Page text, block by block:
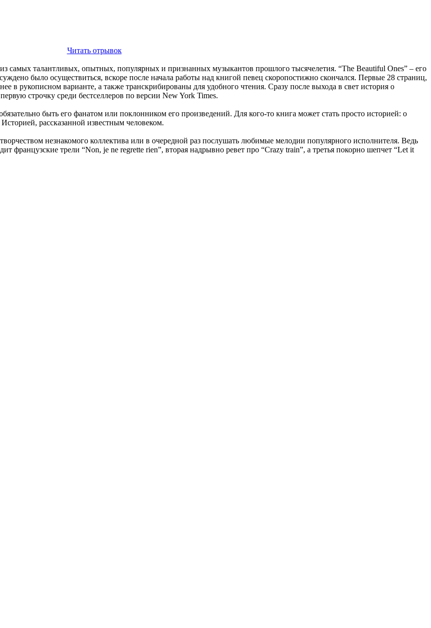
Читать отрывок
самых талантливых, опытных, популярных и признанных музыкантов прошлого тысячелетия. “The Beautiful Ones” – его
было осуществиться, вскоре после начала работы над книгой певец скоропостижно скончался. Первые 28 страниц,
в рукописном варианте, а также транскрибированы для удобного чтения. Сразу после выхода в свет история о
строчку среди бестселлеров по версии New York Times.
быть его фанатом или поклонником его произведений. Для кого-то книга может стать просто историей: о
рассказанной известным человеком.
незнакомого коллектива или в очередной раз послушать любимые мелодии популярного исполнителя. Ведь
французские трели “Non, je ne regrette rien”, вторая надрывно ревет про “Crazy train”, а третья покорно шепчет “Let it